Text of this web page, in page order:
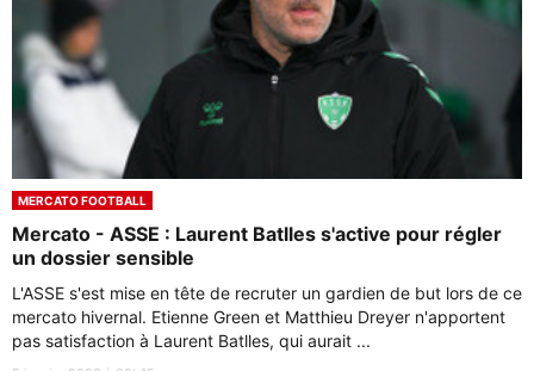
MERCATO FOOTBALL
Mercato - ASSE : Laurent Batlles s'active pour régler
un dossier sensible
L'ASSE s'est mise en tête de recruter un gardien de but lors de ce
mercato hivernal. Etienne Green et Matthieu Dreyer n'apportent
pas satisfaction à Laurent Batlles, qui aurait ...